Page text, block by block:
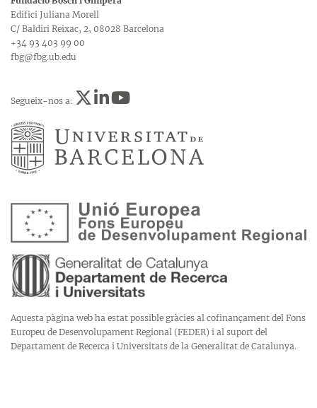
Edifici Juliana Morell
C/ Baldiri Reixac, 2, 08028 Barcelona
+34 93 403 99 00
fbg@fbg.ub.edu
Segueix-nos a:
Aquesta pàgina web ha estat possible gràcies al cofinançament del Fons
Europeu de Desenvolupament Regional (FEDER) i al suport del
Departament de Recerca i Universitats de la Generalitat de Catalunya.